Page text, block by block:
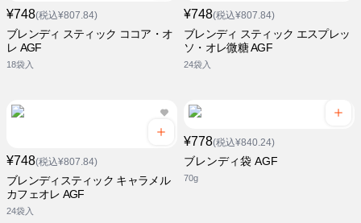
¥748(税込¥807.84)
ブレンディ スティック ココア・オ
レ AGF
18袋入
¥748(税込¥807.84)
ブレンディ スティック エスプレッ
ソ・オレ微糖 AGF
24袋入
¥748(税込¥807.84)
ブレンディスティック キャラメル
カフェオレ AGF
24袋入
¥778(税込¥840.24)
ブレンディ袋 AGF
70g